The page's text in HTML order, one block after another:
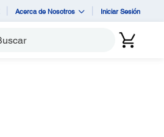
Acerca de Nosotros Iniciar Sesión